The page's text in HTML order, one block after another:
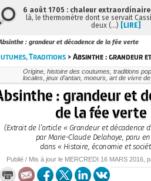
: grandeur et décadence de la fée verte
Traditions > Absinthe : grandeur
Origine, histoire des coutumes, traditions
locales, jeux d’antan, moeurs, art de vivre
: grandeur et
de la fée verte
(Extrait de l’article « Grandeur et décadence
par Marie-Claude Delahaye, paru en
dans « Histoire, économie et
Publié / Mis à jour le MERCREDI 16 MARS 2016,
6 août 1705 : chaleur
là, le thermomètre dont se servait
deux (…) [LIRE]